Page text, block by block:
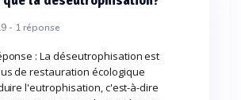
- 1réponse
: La déseutrophisation est
de restauration écologique
l'eutrophisation, c'est-à-dire